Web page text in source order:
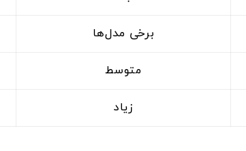
برخی مدل‌ها
متوسط
زیاد